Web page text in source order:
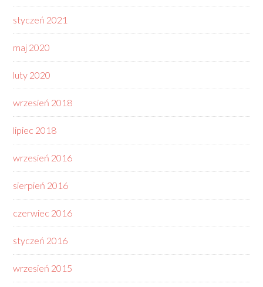
styczeń 2021
maj 2020
luty 2020
wrzesień 2018
lipiec 2018
wrzesień 2016
sierpień 2016
czerwiec 2016
styczeń 2016
wrzesień 2015